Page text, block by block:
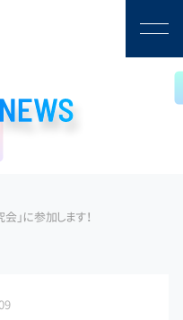
」に参加します！